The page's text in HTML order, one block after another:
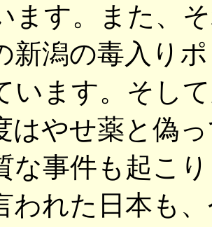
ます。また、
新潟の毒入り
います。そし
はやせ薬と偽
な事件も起こ
われた日本も